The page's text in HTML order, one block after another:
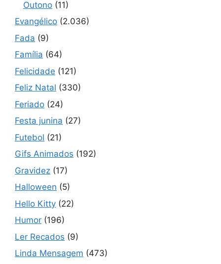
Outono (11)
Evangélico (2.036)
Fada (9)
Família (64)
Felicidade (121)
Feliz Natal (330)
Feriado (24)
Festa junina (27)
Futebol (21)
Gifs Animados (192)
Gravidez (17)
Halloween (5)
Hello Kitty (22)
Humor (196)
Ler Recados (9)
Linda Mensagem (473)